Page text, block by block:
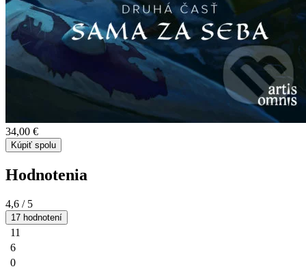
34,00 €
Kúpiť spolu
Hodnotenia
4,6 / 5
17 hodnotení
11
6
0